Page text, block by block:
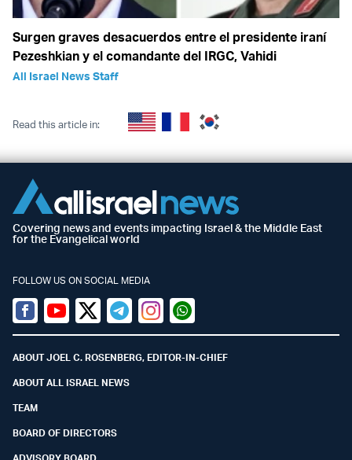
Surgen graves desacuerdos entre el presidente iraní
Pezeshkian y el comandante del IRGC, Vahidi
All Israel News Staff
Read this article in:
Covering news and events impacting Israel & the Middle East
for the Evangelical world
FOLLOW US ON SOCIAL MEDIA
Facebook
YoutubeTwitter (X)
TelegramInstagramWhatsapp
ABOUT JOEL C. ROSENBERG, EDITOR-IN-CHIEF
ABOUT ALL ISRAEL NEWS
TEAM
BOARD OF DIRECTORS